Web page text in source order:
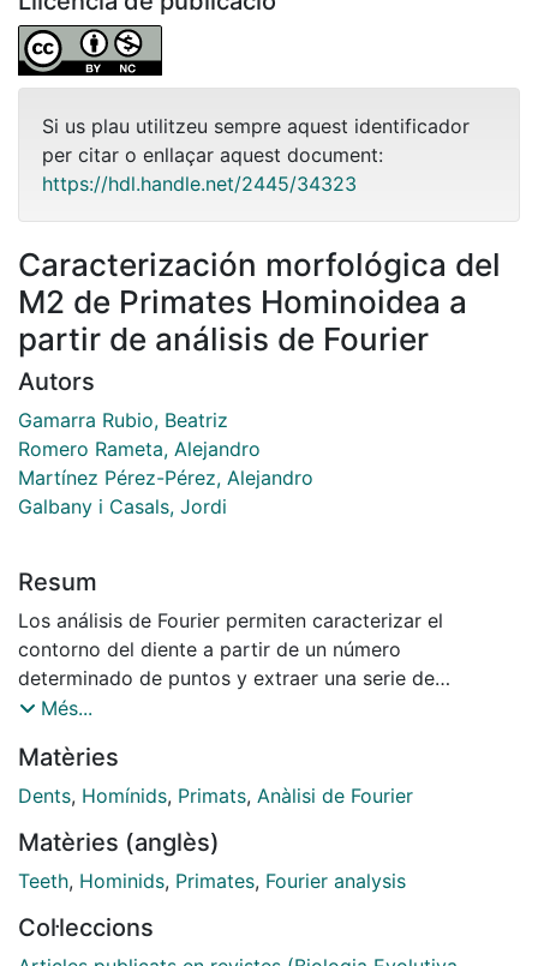
Si us plau utilitzeu sempre aquest identificador
per citar o enllaçar aquest document:
https://hdl.handle.net/2445/34323
Caracterización morfológica del
M2 de Primates Hominoidea a
partir de análisis de Fourier
Autors
Gamarra Rubio, Beatriz
Romero Rameta, Alejandro
Martínez Pérez-Pérez, Alejandro
Galbany i Casals, Jordi
Resum
Los análisis de Fourier permiten caracterizar el
contorno del diente a partir de un número
determinado de puntos y extraer una serie de
parámetros para un posterior análisis multivariante. No
conformaciones, obliga a comprobar cuántos puntos
son necesarios para una correcta representación de
análisis de Fourier (Polar y Elíptico) en el estudio de la
forma dental a partir de diferentes puntos de contorno
géneros. Se obtuvieron fotografías digitales de la
Més...
Matèries
Dents, Homínids, Primats, Anàlisi de Fourier
Matèries (anglès)
Teeth, Hominids, Primates, Fourier analysis
Col·leccions